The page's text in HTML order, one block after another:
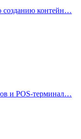
созданию контейн…
и POS-терминал…